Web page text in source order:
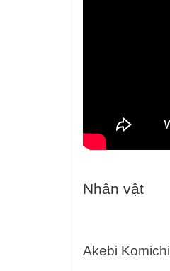
Nhân vật
Akebi Komichi